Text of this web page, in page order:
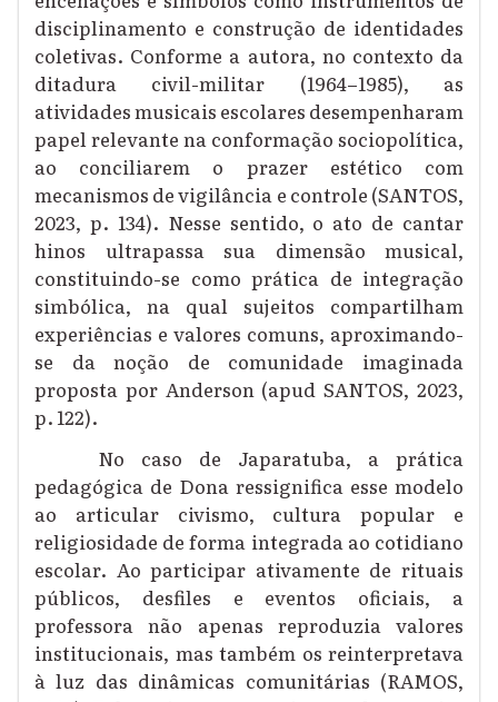
disciplinamento e construção de identidades
coletivas. Conforme a autora, no contexto da
ditadura civil-militar (1964–1985), as
atividades musicais escolares desempenharam
papel relevante na conformação sociopolítica,
ao conciliarem o prazer estético com
mecanismos de vigilância e controle (SANTOS,
2023, p. 134). Nesse sentido, o ato de cantar
hinos ultrapassa sua dimensão musical,
constituindo-se como prática de integração
simbólica, na qual sujeitos compartilham
experiências e valores comuns, aproximando-
se da noção de comunidade imaginada
proposta por Anderson (apud SANTOS, 2023,
p. 122).
No caso de Japaratuba, a prática
pedagógica de Dona ressignifica esse modelo
ao articular civismo, cultura popular e
religiosidade de forma integrada ao cotidiano
escolar. Ao participar ativamente de rituais
públicos, desfiles e eventos oficiais, a
professora não apenas reproduzia valores
institucionais, mas também os reinterpretava
à luz das dinâmicas comunitárias (RAMOS,